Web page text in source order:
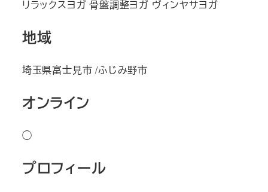
リラックスヨガ 骨盤調整ヨガ ヴィンヤサヨガ
地域
埼玉県富士見市 /ふじみ野市
オンライン
◯
プロフィール